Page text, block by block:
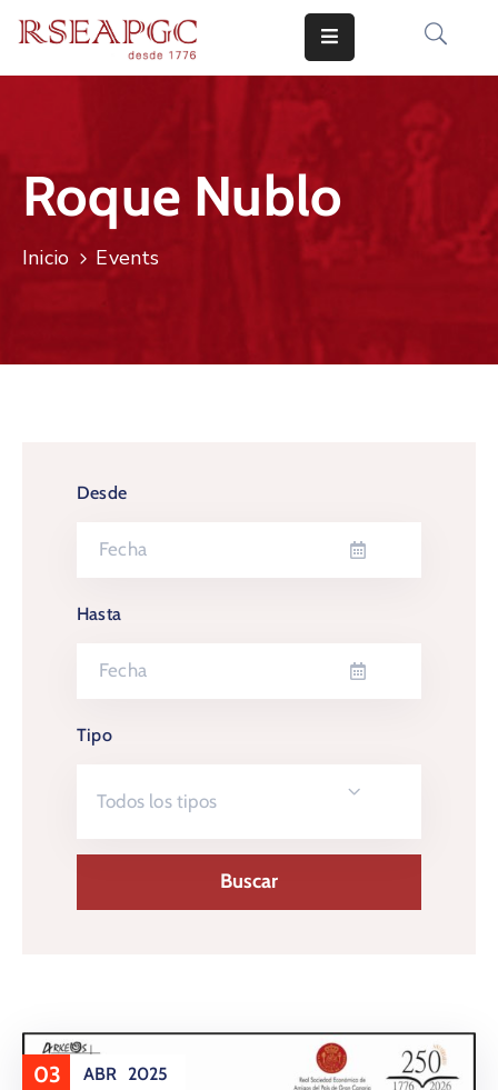
COMUNICADOS
CONOCERNOS
Roque Nublo
Inicio Events
Desde
Hasta
Tipo
Todos los tipos
03 ABR 2025